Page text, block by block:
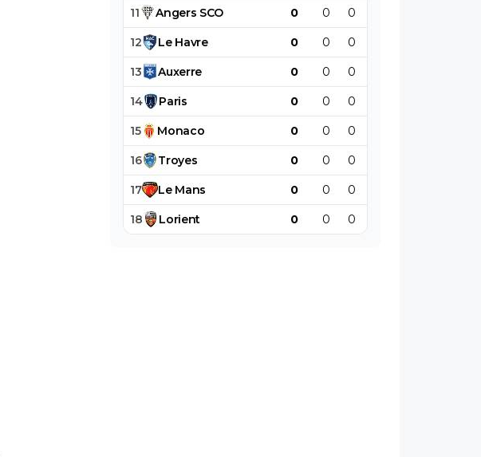
11 Angers SCO 0 0 0
12 Le Havre 0 0 0
13 Auxerre 0 0 0
14 Paris 0 0 0
15 Monaco 0 0 0
16 Troyes 0 0 0
17 Le Mans 0 0 0
18 Lorient 0 0 0